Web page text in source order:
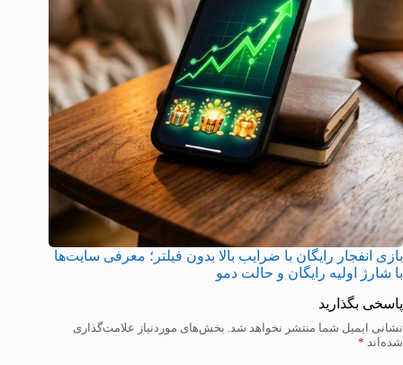
بازی انفجار رایگان با ضرایب بالا بدون فیلتر؛ معرفی سایت‌ها
با شارژ اولیه رایگان و حالت دمو
پاسخی بگذارید
نشانی ایمیل شما منتشر نخواهد شد. بخش‌های موردنیاز علامت‌گذاری
شده‌اند *